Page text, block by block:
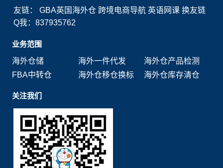
友链：GBA英国海外仓 跨境电商导航 英语网课 换友链
Q我：837935762
业务范围
海外仓储
海外一件代发
海外仓产品检测
FBA中转仓
海外仓移仓换标 海外仓库存清仓
关注我们